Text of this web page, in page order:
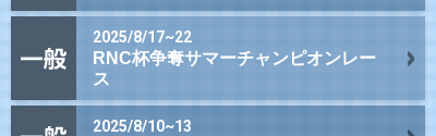
2025/8/17~22
RNC杯争奪サマーチャンピオンレー
ス
2025/8/10~13